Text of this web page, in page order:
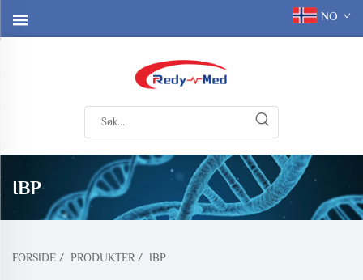
NO
IBP
FORSIDE / PRODUKTER / IBP